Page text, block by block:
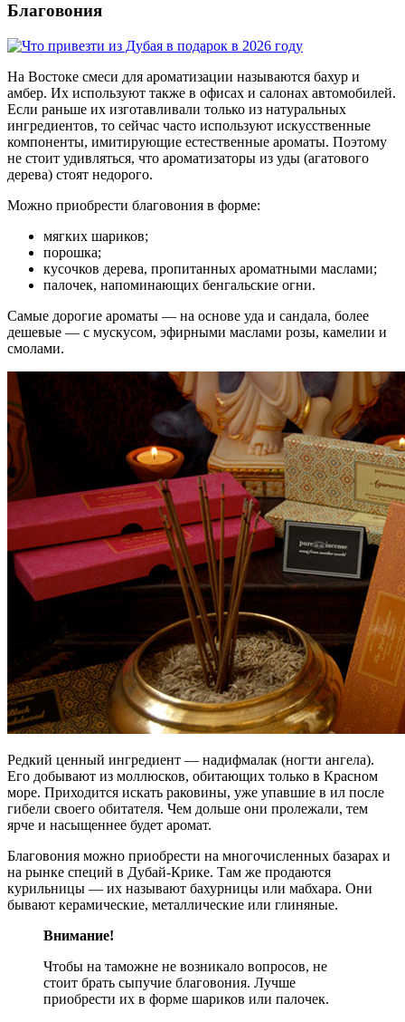
Благовония
На Востоке смеси для ароматизации называются бахур и
амбер. Их используют также в офисах и салонах автомобилей.
Если раньше их изготавливали только из натуральных
ингредиентов, то сейчас часто используют искусственные
компоненты, имитирующие естественные ароматы. Поэтому
не стоит удивляться, что ароматизаторы из уды (агатового
дерева) стоят недорого.
Можно приобрести благовония в форме:
мягких шариков;
порошка;
кусочков дерева, пропитанных ароматными маслами;
палочек, напоминающих бенгальские огни.
Самые дорогие ароматы — на основе уда и сандала, более
дешевые — с мускусом, эфирными маслами розы, камелии и
смолами.
Редкий ценный ингредиент — надифмалак (ногти ангела).
Его добывают из моллюсков, обитающих только в Красном
море. Приходится искать раковины, уже упавшие в ил после
гибели своего обитателя. Чем дольше они пролежали, тем
ярче и насыщеннее будет аромат.
Благовония можно приобрести на многочисленных базарах и
на рынке специй в Дубай-Крике. Там же продаются
курильницы — их называют бахурницы или мабхара. Они
бывают керамические, металлические или глиняные.
Внимание!
Чтобы на таможне не возникало вопросов, не
стоит брать сыпучие благовония. Лучше
приобрести их в форме шариков или палочек.